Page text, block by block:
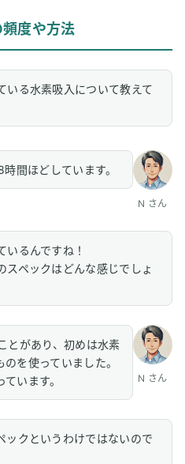
度や方法
いる水素吸入について教えて
N さん
間ほどしています。
いるんですね！
スペックはどんな感じでしょ
N さん
とがあり、初めは水素
を使っていました。
います。
ックというわけではないので